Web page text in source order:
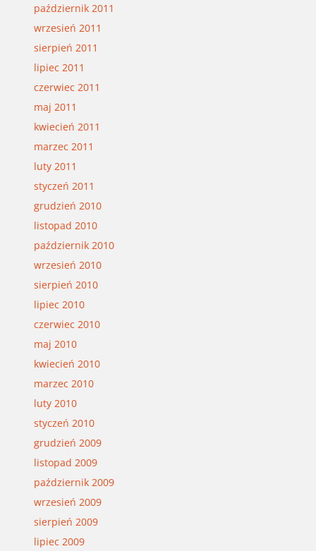
październik 2011
wrzesień 2011
sierpień 2011
lipiec 2011
czerwiec 2011
maj 2011
kwiecień 2011
marzec 2011
luty 2011
styczeń 2011
grudzień 2010
listopad 2010
październik 2010
wrzesień 2010
sierpień 2010
lipiec 2010
czerwiec 2010
maj 2010
kwiecień 2010
marzec 2010
luty 2010
styczeń 2010
grudzień 2009
listopad 2009
październik 2009
wrzesień 2009
sierpień 2009
lipiec 2009